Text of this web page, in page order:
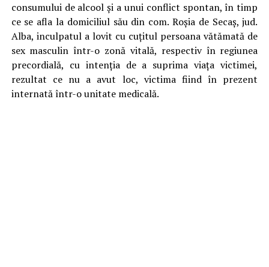
consumului de alcool şi a unui conflict spontan, în timp
ce se afla la domiciliul său din com. Roșia de Secaș, jud.
Alba, inculpatul a lovit cu cuţitul persoana vătămată de
sex masculin într-o zonă vitală, respectiv în regiunea
precordială, cu intenţia de a suprima viaţa victimei,
rezultat ce nu a avut loc, victima fiind în prezent
internată într-o unitate medicală.